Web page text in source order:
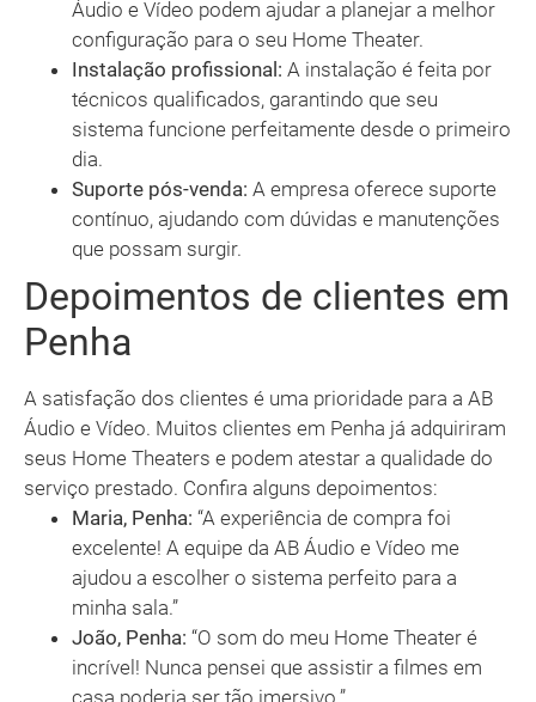
Áudio e Vídeo podem ajudar a planejar a melhor
configuração para o seu Home Theater.
Instalação profissional: A instalação é feita por
técnicos qualificados, garantindo que seu
sistema funcione perfeitamente desde o primeiro
dia.
Suporte pós-venda: A empresa oferece suporte
contínuo, ajudando com dúvidas e manutenções
que possam surgir.
Depoimentos de clientes em
Penha
A satisfação dos clientes é uma prioridade para a AB
Áudio e Vídeo. Muitos clientes em Penha já adquiriram
seus Home Theaters e podem atestar a qualidade do
serviço prestado. Confira alguns depoimentos:
Maria, Penha: “A experiência de compra foi
excelente! A equipe da AB Áudio e Vídeo me
ajudou a escolher o sistema perfeito para a
minha sala.”
João, Penha: “O som do meu Home Theater é
incrível! Nunca pensei que assistir a filmes em